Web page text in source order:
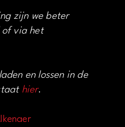
zijn we beter
of via het
en lossen in de
hier.